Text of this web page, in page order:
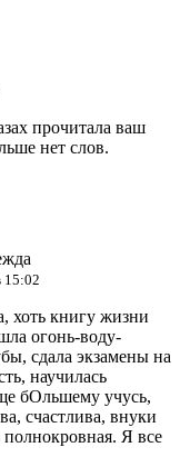
прочитала ваш
нет слов.
15:02
хоть книгу жизни
огонь-воду-
сдала экзамены на
научилась
бОльшему учусь,
счастлива, внуки
полнокровная. Я все